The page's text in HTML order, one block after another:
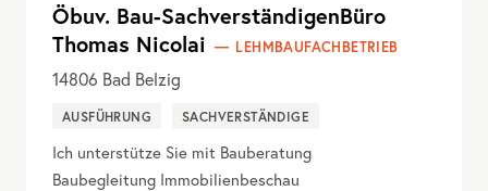
Öbuv. Bau-SachverständigenBüro
Thomas Nicolai
LEHMBAUFACHBETRIEB
14806 Bad Belzig
AUSFÜHRUNG SACHVERSTÄNDIGE
Ich unterstütze Sie mit Bauberatung
Baubegleitung Immobilienbeschau